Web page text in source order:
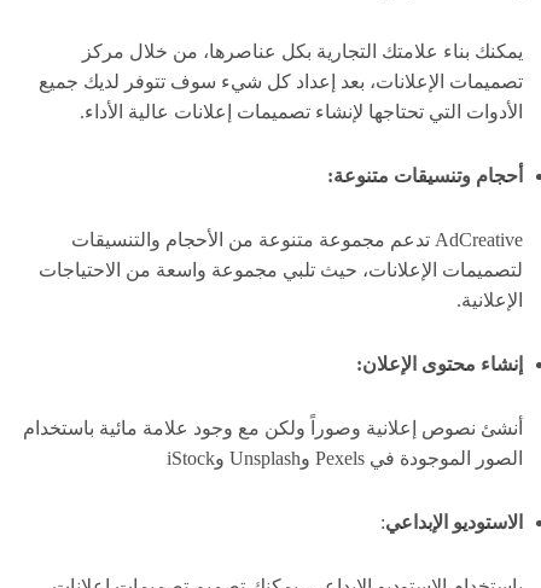
يمكنك بناء علامتك التجارية بكل عناصرها، من خلال مركز
تصميمات الإعلانات، بعد إعداد كل شيء سوف تتوفر لديك جميع
الأدوات التي تحتاجها لإنشاء تصميمات إعلانات عالية الأداء.
أحجام وتنسيقات متنوعة:
AdCreative تدعم مجموعة متنوعة من الأحجام والتنسيقات
لتصميمات الإعلانات، حيث تلبي مجموعة واسعة من الاحتياجات
الإعلانية.
إنشاء محتوى الإعلان:
أنشئ نصوص إعلانية وصوراً ولكن مع وجود علامة مائية باستخدام
الصور الموجودة في Pexels وUnsplash وiStock
الاستوديو الإبداعي: